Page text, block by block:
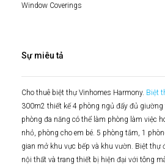
Window Coverings
Sự miêu tả
Cho thuê biệt thự Vinhomes Harmony. Biệt
300m2 thiết kế 4 phòng ngủ đấy đủ giường
phòng đa năng có thể làm phòng làm việc
nhỏ, phòng cho em bé. 5 phòng tắm, 1
gian mở khu vực bếp và khu vườn. Biệt thự
nội thất và trang thiết bị hiện đại với tông